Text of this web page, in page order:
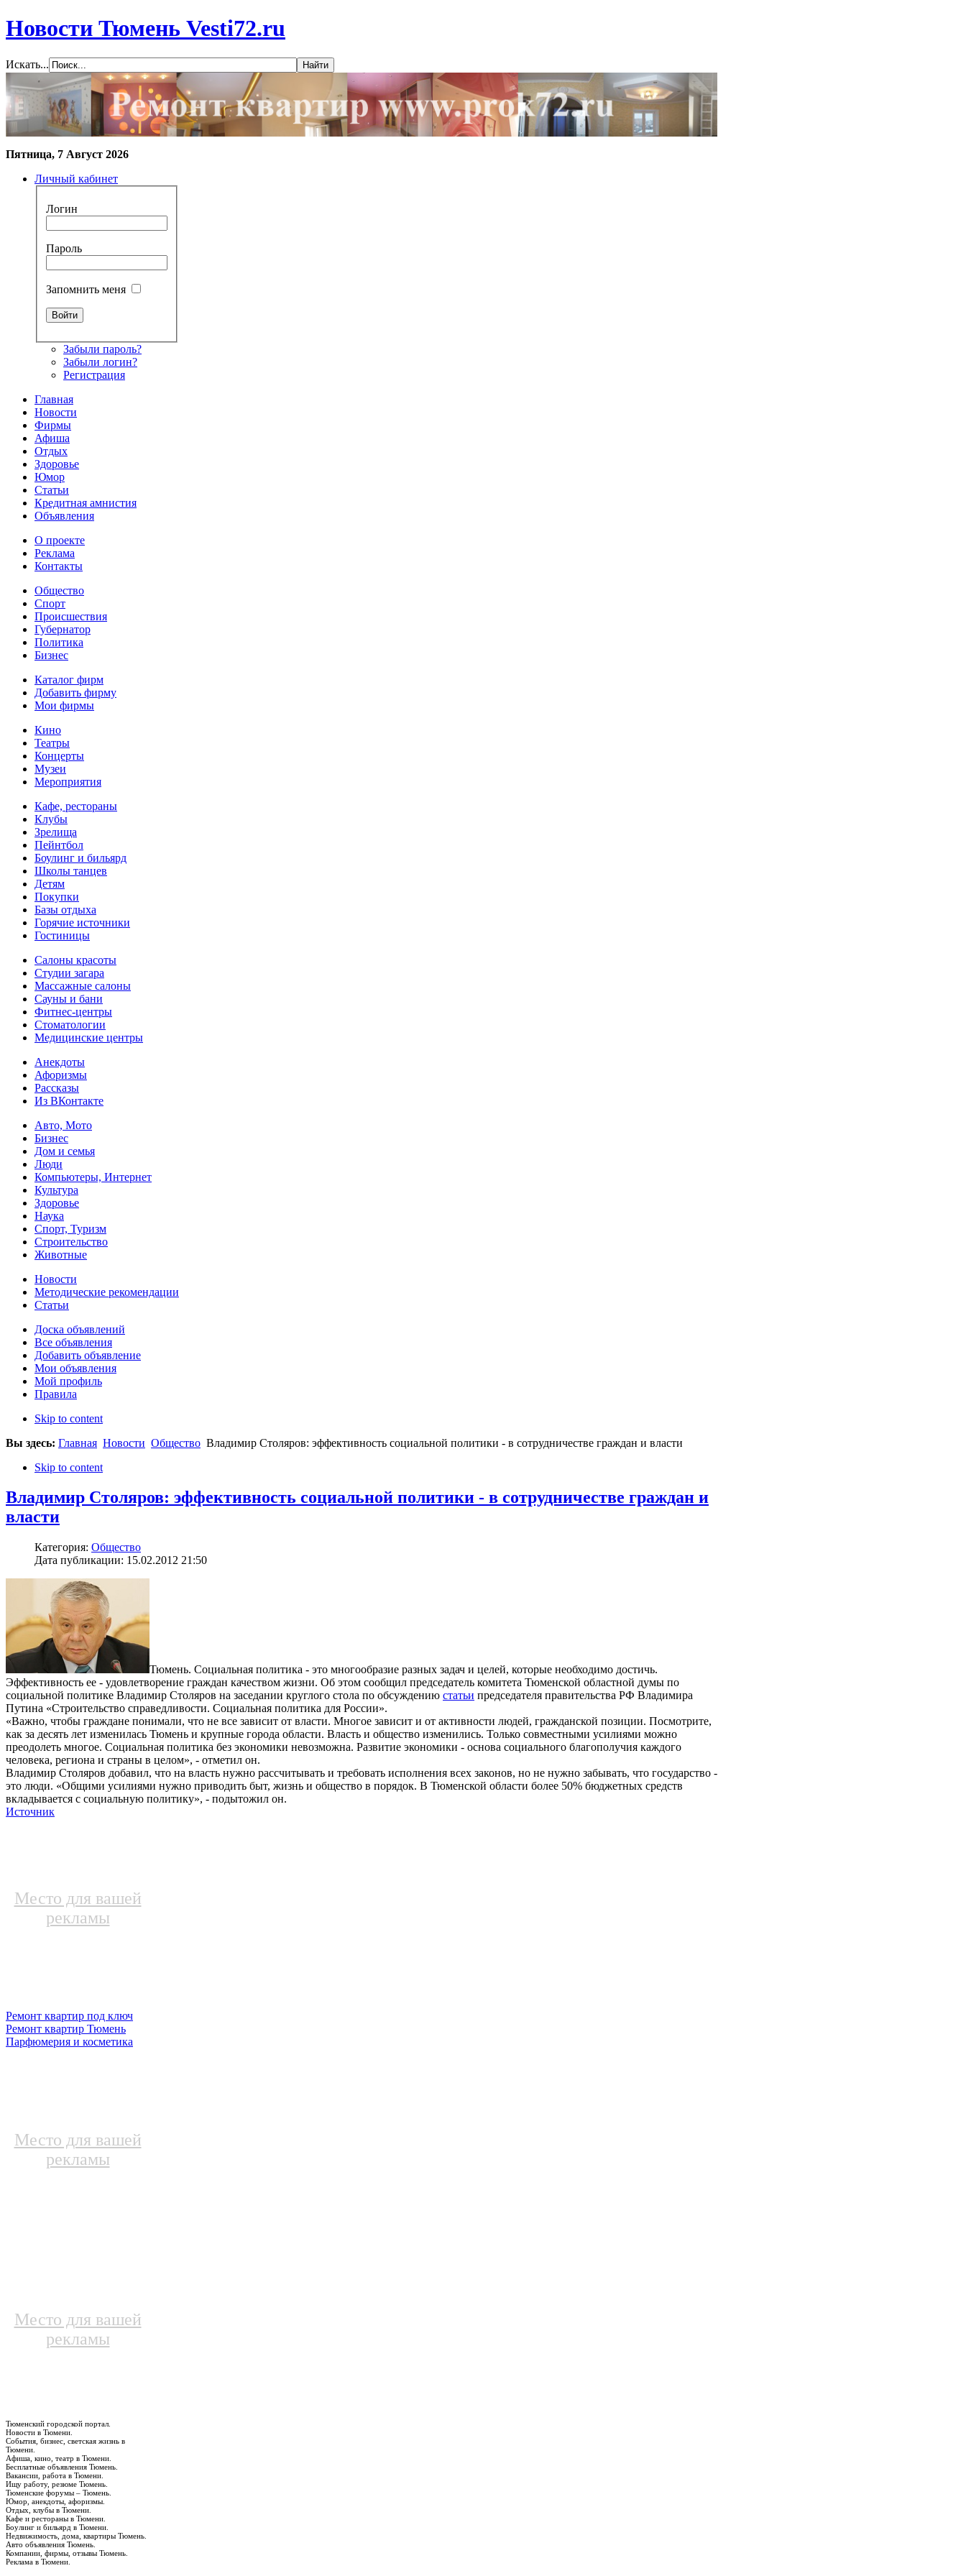
Новости Тюмень Vesti72.ru
Искать...
Пятница, 7 Август 2026
Личный кабинет
Логин
Пароль
Запомнить меня
Забыли пароль?
Забыли логин?
Регистрация
Главная
Новости
Фирмы
Афиша
Отдых
Здоровье
Юмор
Статьи
Кредитная амнистия
Объявления
О проекте
Реклама
Контакты
Общество
Спорт
Происшествия
Губернатор
Политика
Бизнес
Каталог фирм
Добавить фирму
Мои фирмы
Кино
Театры
Концерты
Музеи
Мероприятия
Кафе, рестораны
Клубы
Зрелища
Пейнтбол
Боулинг и бильярд
Школы танцев
Детям
Покупки
Базы отдыха
Горячие источники
Гостиницы
Салоны красоты
Студии загара
Массажные салоны
Сауны и бани
Фитнес-центры
Стоматологии
Медицинские центры
Анекдоты
Афоризмы
Рассказы
Из ВКонтакте
Авто, Мото
Бизнес
Дом и семья
Люди
Компьютеры, Интернет
Культура
Здоровье
Наука
Спорт, Туризм
Строительство
Животные
Новости
Методические рекомендации
Статьи
Доска объявлений
Все объявления
Добавить объявление
Мои объявления
Мой профиль
Правила
Skip to content
Вы здесь: Главная Новости Общество Владимир Столяров: эффективность социальной политики - в сотрудничестве граждан и власти
Skip to content
Владимир Столяров: эффективность социальной политики - в сотрудничестве граждан и
власти
Категория: Общество
Дата публикации: 15.02.2012 21:50
Тюмень. Социальная политика - это многообразие разных задач и целей, которые необходимо достичь.
Эффективность ее - удовлетворение граждан качеством жизни. Об этом сообщил председатель комитета Тюменской областной думы по
социальной политике Владимир Столяров на заседании круглого стола по обсуждению статьи председателя правительства РФ Владимира
Путина «Строительство справедливости. Социальная политика для России».
«Важно, чтобы граждане понимали, что не все зависит от власти. Многое зависит и от активности людей, гражданской позиции. Посмотрите,
как за десять лет изменилась Тюмень и крупные города области. Власть и общество изменились. Только совместными усилиями можно
преодолеть многое. Социальная политика без экономики невозможна. Развитие экономики - основа социального благополучия каждого
человека, региона и страны в целом», - отметил он.
Владимир Столяров добавил, что на власть нужно рассчитывать и требовать исполнения всех законов, но не нужно забывать, что государство -
это люди. «Общими усилиями нужно приводить быт, жизнь и общество в порядок. В Тюменской области более 50% бюджетных средств
вкладывается с социальную политику», - подытожил он.
Источник
Место для вашей
рекламы
Ремонт квартир под ключ
Ремонт квартир Тюмень
Парфюмерия и косметика
Место для вашей
рекламы
Место для вашей
рекламы
Тюменский городской портал.
Новости в Тюмени.
События, бизнес, светская жизнь в
Тюмени.
Афиша, кино, театр в Тюмени.
Бесплатные объявления Тюмень.
Вакансии, работа в Тюмени.
Ищу работу, резюме Тюмень.
Тюменские форумы – Тюмень.
Юмор, анекдоты, афоризмы.
Отдых, клубы в Тюмени.
Кафе и рестораны в Тюмени.
Боулинг и бильярд в Тюмени.
Недвижимость, дома, квартиры Тюмень.
Авто объявления Тюмень.
Компании, фирмы, отзывы Тюмень.
Реклама в Тюмени.